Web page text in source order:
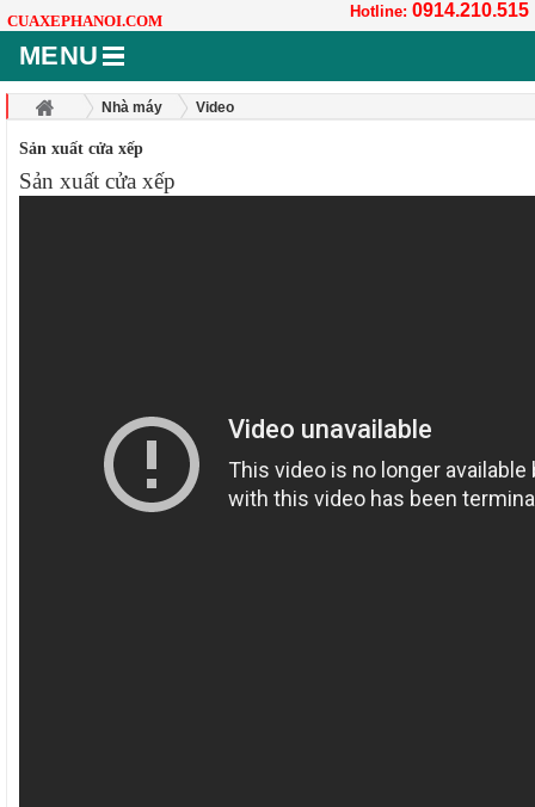
CUAXEPHANOI.COM
Hotline: 0914.210.515
MENU
Nhà máy Video
Sản xuất cửa xếp
Sản xuất cửa xếp